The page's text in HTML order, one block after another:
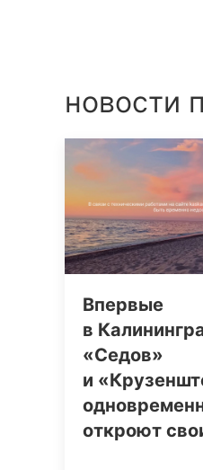
новости
Впервые
в
«Седов»
и
откроют